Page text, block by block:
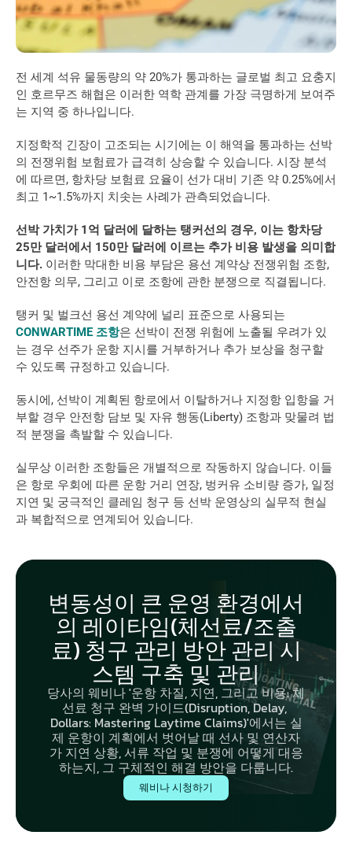
전 세계 석유 물동량의 약 20%가 통과하는 글로벌 최고 요충지
인 호르무즈 해협은 이러한 역학 관계를 가장 극명하게 보여주
는 지역 중 하나입니다.
지정학적 긴장이 고조되는 시기에는 이 해역을 통과하는 선박
의 전쟁위험 보험료가 급격히 상승할 수 있습니다. 시장 분석
에 따르면, 항차당 보험료 요율이 선가 대비 기존 약 0.25%에서
최고 1~1.5%까지 치솟는 사례가 관측되었습니다.
선박 가치가 1억 달러에 달하는 탱커선의 경우, 이는 항차당
25만 달러에서 150만 달러에 이르는 추가 비용 발생을 의미합
니다. 이러한 막대한 비용 부담은 용선 계약상 전쟁위험 조항,
안전항 의무, 그리고 이로 조항에 관한 분쟁으로 직결됩니다.
CONWARTIME 조항은 선박이 전쟁 위험에 노출될 우려가 있
는 경우 선주가 운항 지시를 거부하거나 추가 보상을 청구할
수 있도록 규정하고 있습니다.
동시에, 선박이 계획된 항로에서 이탈하거나 지정항 입항을 거
부할 경우 안전항 담보 및 자유 행동(Liberty) 조항과 맞물려 법
적 분쟁을 촉발할 수 있습니다.
실무상 이러한 조항들은 개별적으로 작동하지 않습니다. 이들
은 항로 우회에 따른 운항 거리 연장, 벙커유 소비량 증가, 일정
지연 및 궁극적인 클레임 청구 등 선박 운영상의 실무적 현실
과 복합적으로 연계되어 있습니다.
변동성이 큰 운영 환경에서
의 레이타임(체선료/조출
료) 청구 관리 방안 관리 시
스템 구축 및 관리
당사의 웨비나 '운항 차질, 지연, 그리고 비용: 체
선료 청구 완벽 가이드(Disruption, Delay,
Dollars: Mastering Laytime Claims)'에서는 실
제 운항이 계획에서 벗어날 때 선사 및 연산자
가 지연 상황, 서류 작업 및 분쟁에 어떻게 대응
하는지, 그 구체적인 해결 방안을 다룹니다.
웨비나 시청하기